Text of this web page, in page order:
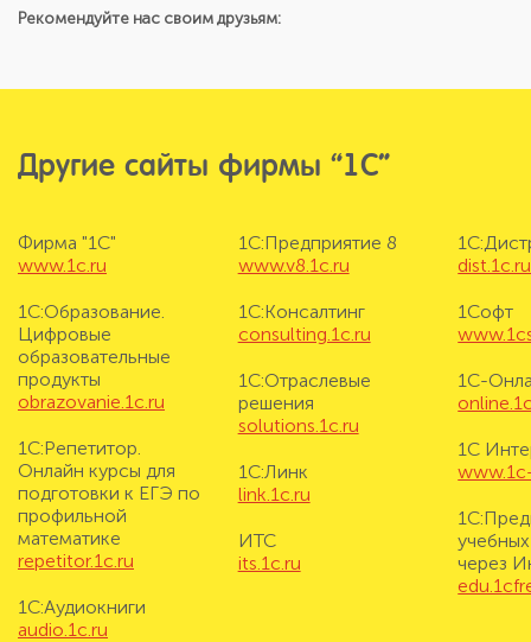
Рекомендуйте нас своим друзьям:
Другие сайты фирмы “1С”
Фирма "1С"
www.1c.ru
1С:Образование.
Цифровые
образовательные
продукты
obrazovanie.1c.ru
1С:Репетитор.
Онлайн курсы для
подготовки к ЕГЭ по
профильной
математике
repetitor.1c.ru
1С:Аудиокниги
audio.1c.ru
1С:Предприятие 8
www.v8.1c.ru
1С:Консалтинг
consulting.1c.ru
1С:Отраслевые
решения
solutions.1c.ru
1С:Линк
link.1c.ru
ИТС
its.1c.ru
dist.1c.ru
1Софт
1С-
1С
через